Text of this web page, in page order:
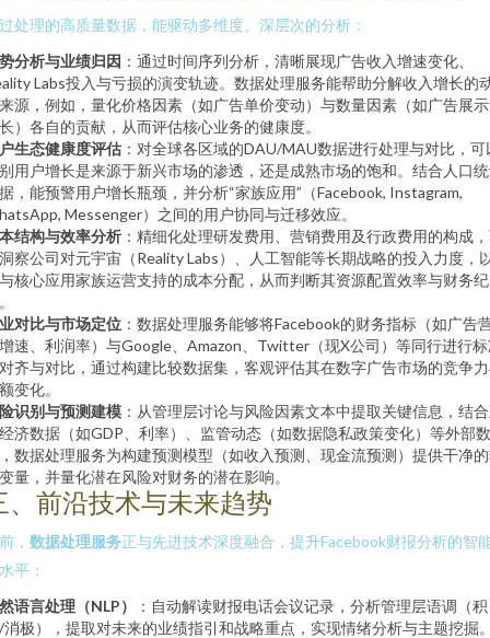
处理的高质量数据，能驱动多维度、深层次的分析：
分析与业绩归因 ：通过时间序列分析，清晰展现广告收入增速变化、
Labs投入与亏损的演变轨迹。数据处理服务能帮助分解收入增长的
源，例如，量化价格因素（如广告单价变动）与数量因素（如广告展
）各自的贡献，从而评估核心业务的健康度。
生态健康度评估 ：对全球各区域的DAU/MAU数据进行处理与对比，可
用户增长是来源于新兴市场的渗透，还是成熟市场的饱和。结合人口
，能预警用户增长瓶颈，并分析“家族应用”（Facebook, Instagram,
Messenger）之间的用户协同与迁移效应。
结构与效率分析 ：精细化处理研发费用、营销费用及行政费用的构成
察公司对元宇宙（Reality Labs）、人工智能等长期战略的投入力度，
核心应用家族运营支持的成本分配，从而判断其资源配置效率与财务纪
对比与市场定位 ：数据处理服务能够将Facebook的财务指标（如广告
速、利润率）与Google、Amazon、Twitter（现X公司）等同行进行
齐与对比，通过构建比较数据集，客观评估其在数字广告市场的竞争
变化。
识别与预测建模 ：从管理层讨论与风险因素文本中提取关键信息，结
济数据（如GDP、利率）、监管动态（如数据隐私政策变化）等外部数
数据处理服务为构建预测模型（如收入预测、现金流预测）提供干净
量，并量化潜在风险对财务的潜在影响。
、前沿技术与未来趋势
， 数据处理服务正与先进技术深度融合，提升Facebook财报分析的智
平：
语言处理（NLP）
：自动解读财报电话会议记录，分析管理层语调（积
消极），提取对未来的业绩指引和战略重点，实现情绪分析与主题挖掘